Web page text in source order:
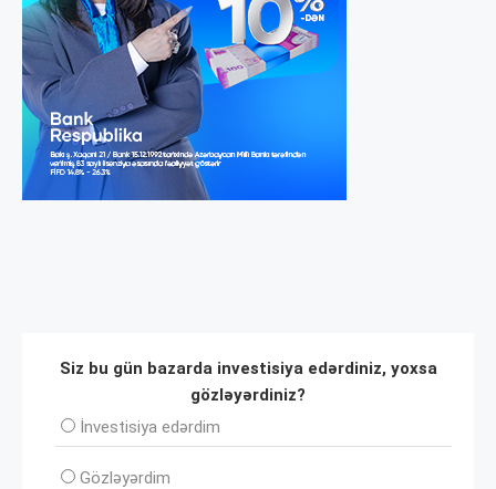
Siz bu gün bazarda investisiya edərdiniz, yoxsa
gözləyərdiniz?
İnvеstisiya edərdim
Gözləyərdim